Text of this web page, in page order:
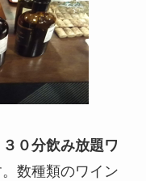
３０分飲み放題ワ
数種類のワイン